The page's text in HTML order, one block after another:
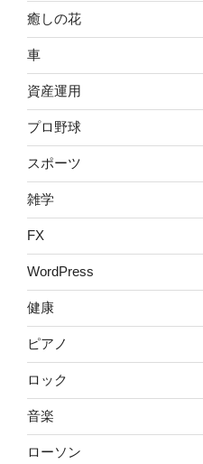
癒しの花
車
資産運用
プロ野球
スポーツ
雑学
FX
WordPress
健康
ピアノ
ロック
音楽
ローソン